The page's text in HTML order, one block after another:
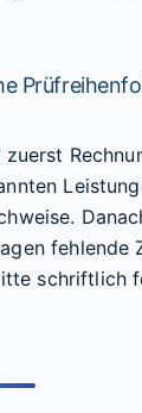
fehlende
schriftlich